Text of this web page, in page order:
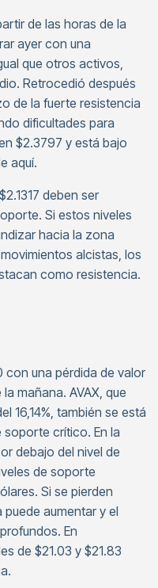
de las horas de la
ayer con una
que otros activos,
Retrocedió después
de la fuerte resistencia
dificultades para
$2.3797 y está bajo
aquí.
deben ser
Si estos niveles
hacia la zona
alcistas, los
como resistencia.
con una pérdida de valor
mañana. AVAX, que
16,14%, también se está
crítico. En la
debajo del nivel de
de soporte
Si se pierden
aumentar y el
En
de $21.03 y $21.83